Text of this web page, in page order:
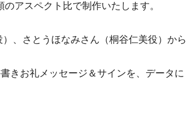
アスペクト比で制作いたします。
、さとうほなみさん（桐谷仁美役）から
きお礼メッセージ＆サインを、データに